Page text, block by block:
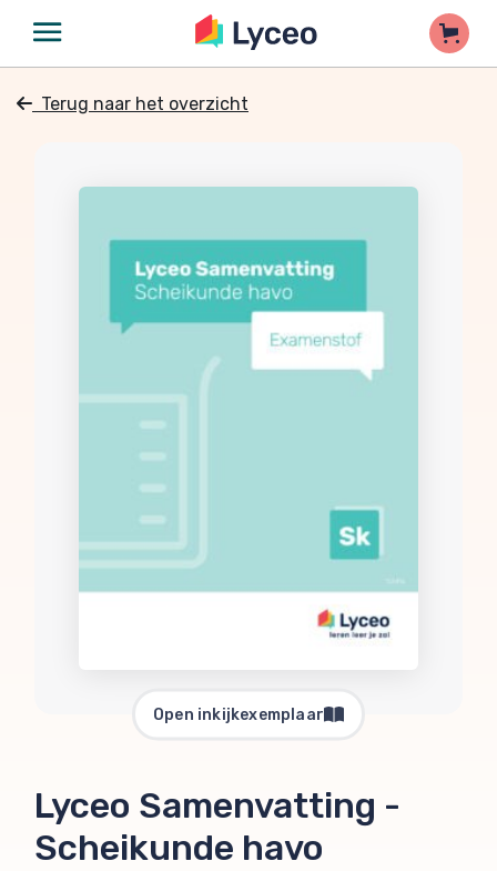
Terug naar het overzicht
Open inkijkexemplaar
Lyceo Samenvatting -
Scheikunde havo